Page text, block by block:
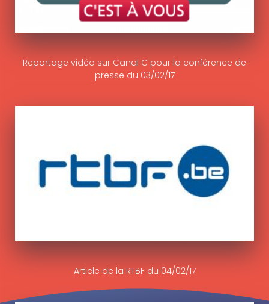
Reportage vidéo sur Canal C pour la conférence de
presse du 03/02/17
Article de la RTBF du 04/02/17